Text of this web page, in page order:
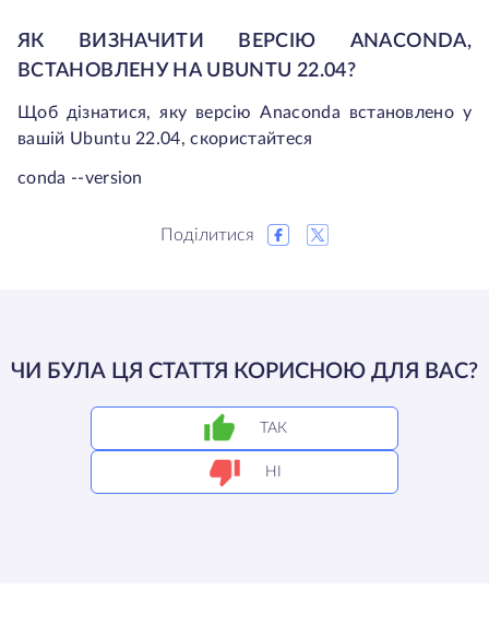
ЯК ВИЗНАЧИТИ ВЕРСІЮ ANACONDA,
ВСТАНОВЛЕНУ НА UBUNTU 22.04?
Щоб дізнатися, яку версію Anaconda встановлено у
вашій Ubuntu 22.04, скористайтеся
conda --version
Поділитися
ЧИ БУЛА ЦЯ СТАТТЯ КОРИСНОЮ ДЛЯ ВАС?
ТАК
НІ